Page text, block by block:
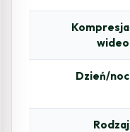
Kompresja
wideo
Dzień/noc
Rodzaj